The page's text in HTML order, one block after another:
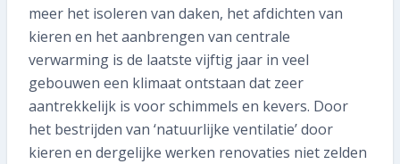
meer het isoleren van daken, het afdichten van
kieren en het aanbrengen van centrale
verwarming is de laatste vijftig jaar in veel
gebouwen een klimaat ontstaan dat zeer
aantrekkelijk is voor schimmels en kevers. Door
het bestrijden van ‘natuurlijke ventilatie’ door
kieren en dergelijke werken renovaties niet zelden